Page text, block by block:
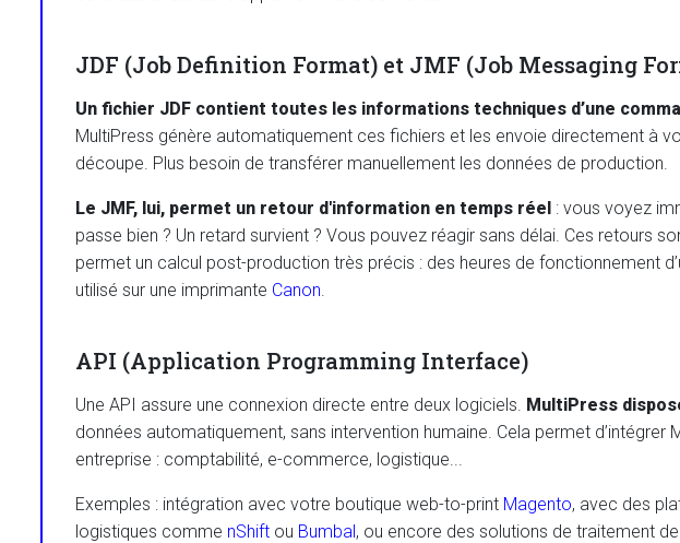
JDF (Job Definition Format) et JMF (Job Messaging
Un fichier JDF contient toutes les informations techniques d’une
MultiPress génère automatiquement ces fichiers et les envoie directement à
découpe. Plus besoin de transférer manuellement les données de production.
Le JMF, lui, permet un retour d'information en temps réel : vous voyez
passe bien ? Un retard survient ? Vous pouvez réagir sans délai. Ces retours
permet un calcul post-production très précis : des heures de fonctionnement
utilisé sur une imprimante Canon.
API (Application Programming Interface)
Une API assure une connexion directe entre deux logiciels. MultiPress
données automatiquement, sans intervention humaine. Cela permet d’intégrer
entreprise : comptabilité, e-commerce, logistique...
Exemples : intégration avec votre boutique web-to-print Magento, avec des
logistiques comme nShift ou Bumbal, ou encore des solutions de traitement